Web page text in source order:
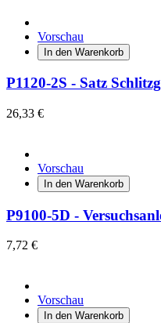
Vorschau
In den Warenkorb
P1120-2S - Satz
26,33 €
Vorschau
In den Warenkorb
P9100-5D -
7,72 €
Vorschau
In den Warenkorb